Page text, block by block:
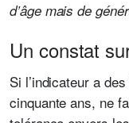
d’âge mais de
Un constat
Si l’indicateur a
cinquante ans, ne